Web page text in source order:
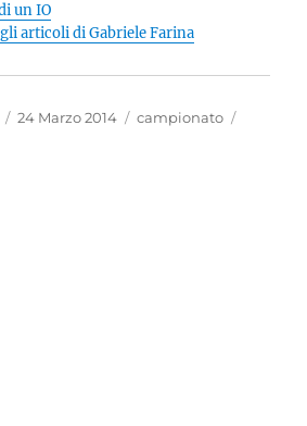
un IO
articoli di Gabriele Farina
Pubblicato
24 Marzo 2014 Categorie
campionato